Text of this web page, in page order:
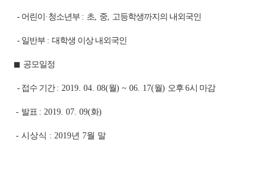
- 어린이 · 청소년부 : 초, 중, 고등학생까지의 내외국인
- 일반부 : 대학생 이상 내외국인
◼ 공모일정
- 접수 기간 : 2019. 04. 08(월) ~ 06. 17(월) 오후 6시 마감
- 발표 : 2019. 07. 09(화)
- 시상식 : 2019년 7월 말